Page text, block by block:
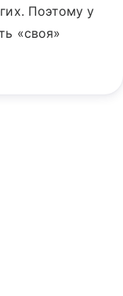
Поэтому у
«своя»